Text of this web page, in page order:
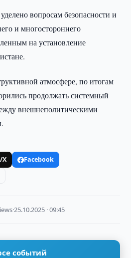
вопросам безопасности и
и многостороннего
на установление
атмосфере, по итогам
продолжать системный
внешнеполитическими
X
Facebook
·25.10.2025 · 09:45
событий